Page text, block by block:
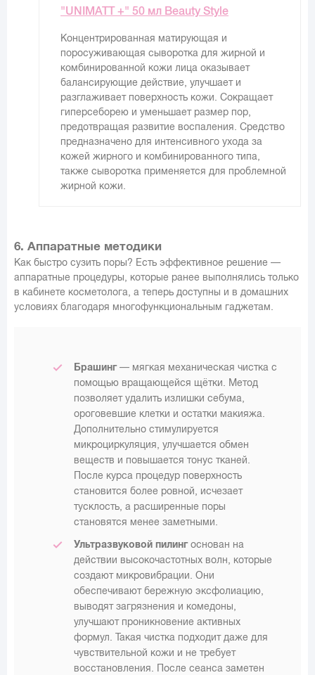
"UNIMATT +" 50 мл Beauty Style
Концентрированная матирующая и
поросуживающая сыворотка для жирной и
комбинированной кожи лица оказывает
балансирующие действие, улучшает и
разглаживает поверхность кожи. Сокращает
гиперсеборею и уменьшает размер пор,
предотвращая развитие воспаления. Средство
предназначено для интенсивного ухода за
кожей жирного и комбинированного типа,
также сыворотка применяется для проблемной
жирной кожи.
6. Аппаратные методики
Как быстро сузить поры? Есть эффективное решение —
аппаратные процедуры, которые ранее выполнялись только
в кабинете косметолога, а теперь доступны и в домашних
условиях благодаря многофункциональным гаджетам.
Брашинг— мягкая механическая чистка с
помощью вращающейся щётки. Метод
позволяет удалить излишки себума,
ороговевшие клетки и остатки макияжа.
Дополнительно стимулируется
микроциркуляция, улучшается обмен
веществ и повышается тонус тканей.
После курса процедур поверхность
становится более ровной, исчезает
тусклость, а расширенные поры
становятся менее заметными.
Ультразвуковой пилингоснован на
действии высокочастотных волн, которые
создают микровибрации. Они
обеспечивают бережную эксфолиацию,
выводят загрязнения и комедоны,
улучшают проникновение активных
формул. Такая чистка подходит даже для
чувствительной кожи и не требует
восстановления. После сеанса заметен